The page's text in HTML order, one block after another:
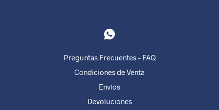
Preguntas Frecuentes – FAQ
Condiciones de Venta
Envíos
Devoluciones